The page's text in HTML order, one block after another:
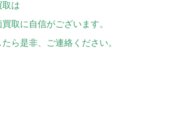
取は
取に自信がございます。
ら是非、ご連絡ください。